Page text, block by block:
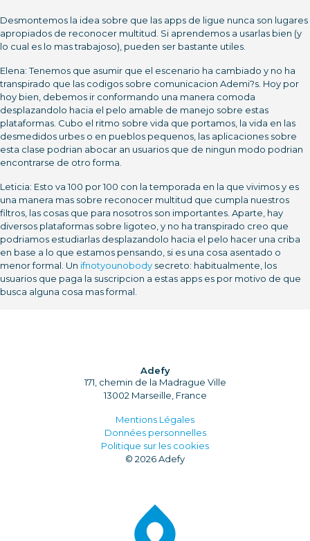
Desmontemos la idea sobre que las apps de ligue nunca son lugares
apropiados de reconocer multitud. Si aprendemos a usarlas bien (y
lo cual es lo mas trabajoso), pueden ser bastante utiles.
Elena: Tenemos que asumir que el escenario ha cambiado y no ha
transpirado que las codigos sobre comunicacion Ademi?s. Hoy por
hoy bien, debemos ir conformando una manera comoda
desplazandolo hacia el pelo amable de manejo sobre estas
plataformas. Cubo el ritmo sobre vida que portamos, la vida en las
desmedidos urbes o en pueblos pequenos, las aplicaciones sobre
esta clase podri­an abocar an usuarios que de ningun modo podrian
encontrarse de otro forma.
Leticia: Esto va 100 por 100 con la temporada en la que vivimos y es
una manera mas sobre reconocer multitud que cumpla nuestros
filtros, las cosas que para nosotros son importantes. Aparte, hay
diversos plataformas sobre ligoteo, y no ha transpirado creo que
podriamos estudiarlas desplazandolo hacia el pelo hacer una criba
en base a lo que estamos pensando, si es una cosa asentado o
menor formal. Un ifnotyounobody secreto: habitualmente, los
usuarios que paga la suscripcion a estas apps es por motivo de que
busca alguna cosa mas formal.
Adefy
171, chemin de la Madrague Ville
13002 Marseille, France
Mentions Légales
Données personnelles
Politique sur les cookies
© 2026 Adefy